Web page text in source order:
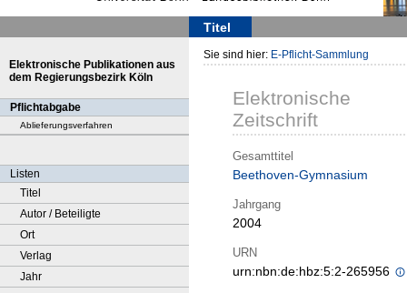
Titel
Elektronische Publikationen aus
dem Regierungsbezirk Köln
Pflichtabgabe
Ablieferungsverfahren
Listen
Titel
Autor / Beteiligte
Ort
Verlag
Jahr
Sie sind hier: E-Pflicht-Sammlung
Elektronische
Zeitschrift
Gesamttitel
Beethoven-Gymnasium
Jahrgang
2004
URN
urn:nbn:de:hbz:5:2-265956